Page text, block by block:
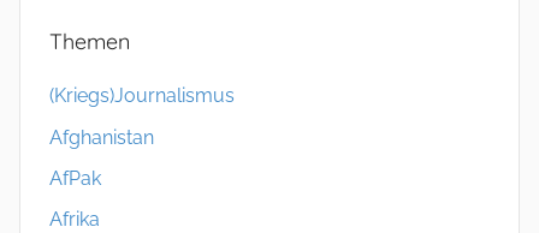
Themen
(Kriegs)Journalismus
Afghanistan
AfPak
Afrika